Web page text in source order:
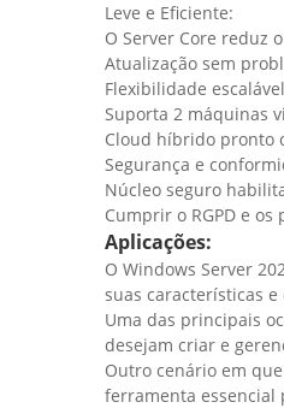
Leve e Eficiente:
O Server Core reduz
Atualização sem
Flexibilidade
Suporta 2 máquinas
Cloud híbrido pronto
Segurança e
Núcleo seguro
Cumprir o RGPD e
Aplicações:
O Windows Server
suas características
Uma das principais
desejam criar e
Outro cenário em
ferramenta essencial